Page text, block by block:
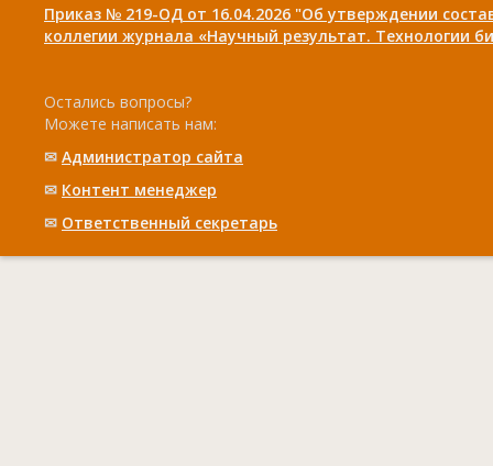
Приказ № 219-ОД от 16.04.2026 "Об утверждении
коллегии журнала «Научный результат. Технологии
Остались вопросы?
Можете написать нам:
✉ Администратор сайта
✉ Контент менеджер
✉ Ответственный cекретарь